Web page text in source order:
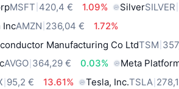
MSFT 420,4 € 1.09% SilverSILVER
IncAMZN 236,04 €
1.72%
Manufacturing Co LtdTSM
AVGO 364,29 € 0.03% Meta
95,2 € 13.61% Tesla, Inc.TSLA